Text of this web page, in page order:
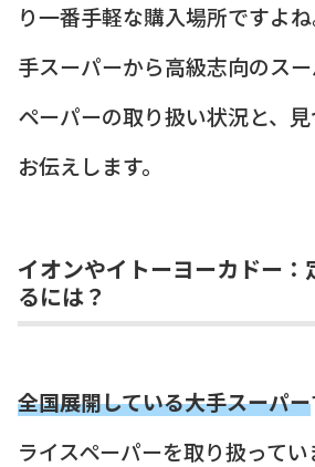
り一番手軽な購入場所ですよ
手スーパーから高級志向のス
ペーパーの取り扱い状況と、
お伝えします。
イオンやイトーヨーカドー：
るには？
全国展開している大手スーパー
ライスペーパーを取り扱って